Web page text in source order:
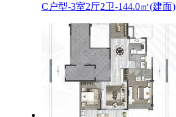
C户型-3室2厅2卫-144.0㎡(建面)